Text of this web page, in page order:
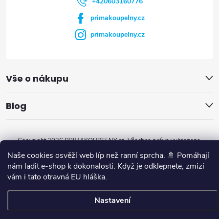
Naše cookies osvěží web líp než ranní sprcha. 🚿 Pomáhají
nám ladit e-shop k dokonalosti. Když je odklepnete, zmizí
vám i tato otravná EU hláška.
Nastavení
primakoupelny.cz
primakoupelny.cz
Vše o nákupu
Blog
Vytvořil Shoptet
Copyright 2026PRIMAKOUPELNY.cz. Všechna práva vyhrazena.